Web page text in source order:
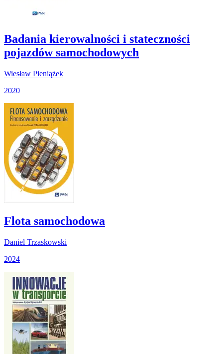
Badania kierowalności i stateczności
pojazdów samochodowych
Wiesław Pieniążek
2020
Flota samochodowa
Daniel Trzaskowski
2024